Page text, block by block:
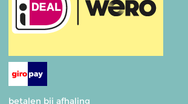
betalen bij afhaling